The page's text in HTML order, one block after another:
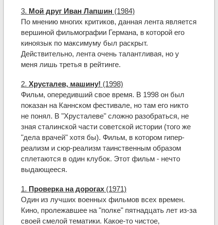
3. Мой друг Иван Лапшин (1984)
По мнению многих критиков, данная лента является
вершиной фильмографии Германа, в которой его
киноязык по максимуму был раскрыт.
Действительно, лента очень талантливая, но у
меня лишь третья в рейтинге.
2. Хрусталев, машину! (1998)
Фильм, опередивший свое время. В 1998 он был
показан на Каннском фестивале, но там его никто
не понял. В "Хрусталеве" сложно разобраться, не
зная сталинской части советской истории (того же
"дела врачей" хотя бы). Фильм, в котором гипер-
реализм и сюр-реализм таинственным образом
сплетаются в один клубок. Этот фильм - нечто
выдающееся.
1. Проверка на дорогах(1971)
Один из лучших военных фильмов всех времен.
Кино, пролежавшее на "полке" пятнадцать лет из-за
своей смелой тематики. Какое-то чистое,